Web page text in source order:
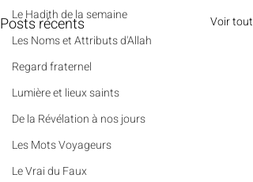
Le Hadith de la semaine
Les Noms et Attributs d'Allah
Regard fraternel
Lumière et lieux saints
De la Révélation à nos jours
Les Mots Voyageurs
Le Vrai du Faux
Posts récents Voir tout